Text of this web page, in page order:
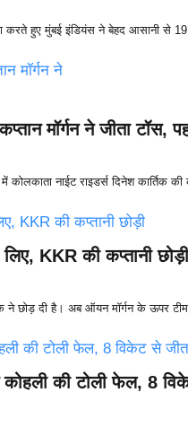
करते हुए मुंबई इंडियंस ने बेहद आसानी से
मॉर्गन ने जीता टॉस,
नाईट राइडर्स दिनेश कार्तिक की
KKR की कप्तानी छोड़ी
ने छोड़ दी है। अब ऑयन मॉर्गन के ऊपर
की टोली फेल, 8